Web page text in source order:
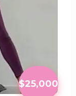
$25,000